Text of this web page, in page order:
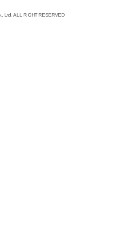
Ltd. ALL RIGHT RESERVED